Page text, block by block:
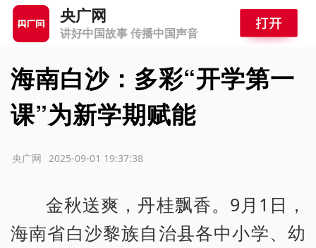
央广网
讲好中国故事 传播中国声音
海南白沙：多彩“开学第一
课”为新学期赋能
2025-09-01 19:37:38
央广网
金秋送爽，丹桂飘香。9月1日，
海南省白沙黎族自治县各中小学、幼